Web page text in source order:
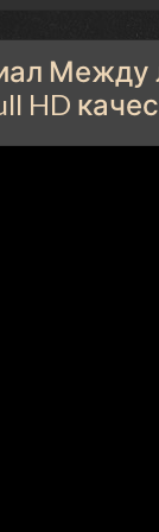
Между
HD